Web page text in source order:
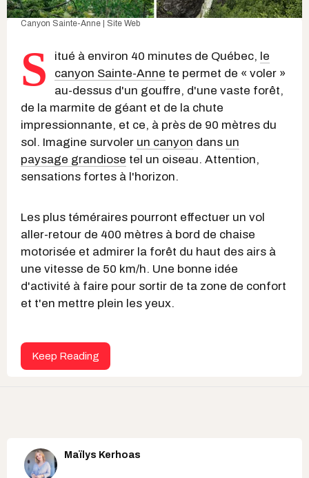
Canyon Sainte-Anne | Site Web
S itué à environ 40 minutes de Québec, le
canyon Sainte-Anne te permet de « voler »
au-dessus d'un gouffre, d'une vaste forêt,
de la marmite de géant et de la chute
impressionnante, et ce, à près de 90 mètres du
sol. Imagine survoler un canyon dans un
paysage grandiose tel un oiseau. Attention,
sensations fortes à l'horizon.
Les plus téméraires pourront effectuer un vol
aller-retour de 400 mètres à bord de chaise
motorisée et admirer la forêt du haut des airs à
une vitesse de 50 km/h. Une bonne idée
d'activité à faire pour sortir de ta zone de confort
et t'en mettre plein les yeux.
Keep Reading
Maïlys Kerhoas